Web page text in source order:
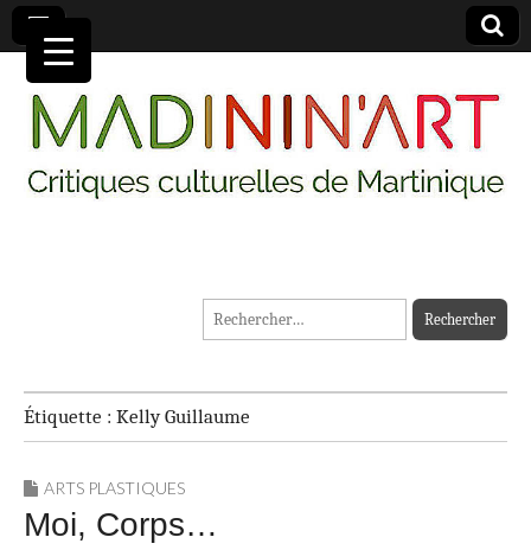
MADININ'ART
Rechercher :
Étiquette : Kelly Guillaume
ARTS PLASTIQUES
Moi, Corps…